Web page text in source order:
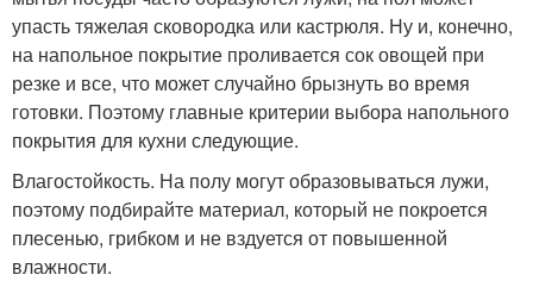
упасть тяжелая сковородка или кастрюля. Ну и, конечно,
на напольное покрытие проливается сок овощей при
резке и все, что может случайно брызнуть во время
готовки. Поэтому главные критерии выбора напольного
покрытия для кухни следующие.
Влагостойкость. На полу могут образовываться лужи,
поэтому подбирайте материал, который не покроется
плесенью, грибком и не вздуется от повышенной
влажности.